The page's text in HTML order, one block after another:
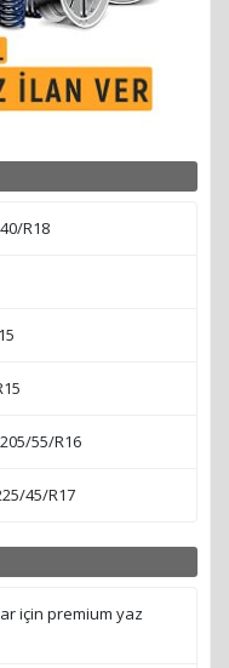
R18
55/R16
45/R17
için premium yaz